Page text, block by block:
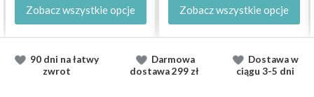
Zobacz wszystkie opcje Zobacz wszystkie opcje
90 dni na łatwy
zwrot
Darmowa
dostawa299 zł
Dostawaw
ciągu 3-5 dni